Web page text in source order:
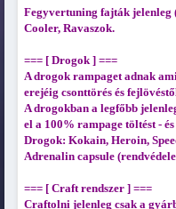
Fegyvertuning fajták
Cooler, Ravaszok.
=== [ Drogok ] ===
A drogok rampaget adnak
erejéig csonttörés és
A drogokban a legfőbb
el a 100% rampage töltést -
Drogok: Kokain, Heroin,
Adrenalin capsule
=== [ Craft rendszer ] ===
Craftolni jelenleg csak a